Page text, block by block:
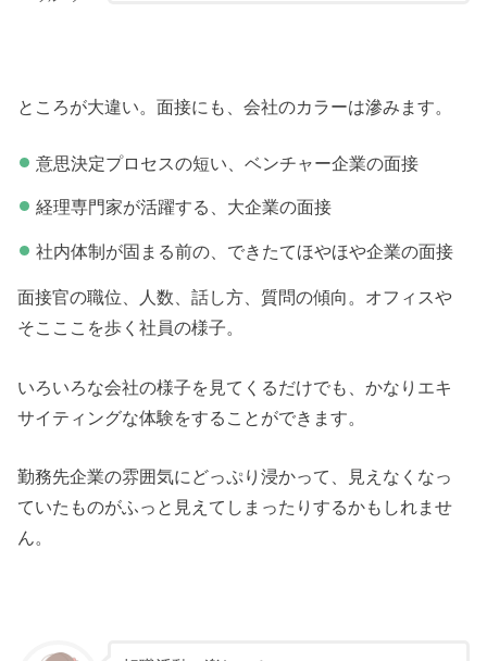
ところが大違い。面接にも、会社のカラーは滲みます。
意思決定プロセスの短い、ベンチャー企業の面接
経理専門家が活躍する、大企業の面接
社内体制が固まる前の、できたてほやほや企業の面接
面接官の職位、人数、話し方、質問の傾向。オフィスや
そこここを歩く社員の様子。
いろいろな会社の様子を見てくるだけでも、かなりエキ
サイティングな体験をすることができます。
勤務先企業の雰囲気にどっぷり浸かって、見えなくなっ
ていたものがふっと見えてしまったりするかもしれませ
ん。